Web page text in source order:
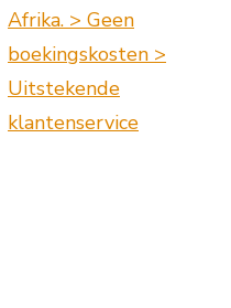
Afrika. > Geen
boekingskosten >
Uitstekende
klantenservice